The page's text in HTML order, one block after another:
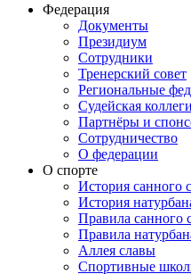
Федерация
Документы
Президиум
Сотрудники
Тренерский совет
Региональные
Судейская
Партнёры и
Сотрудничество
О федерации
О спорте
История санного
История
Правила санного
Правила
Аллея славы
Спортивные